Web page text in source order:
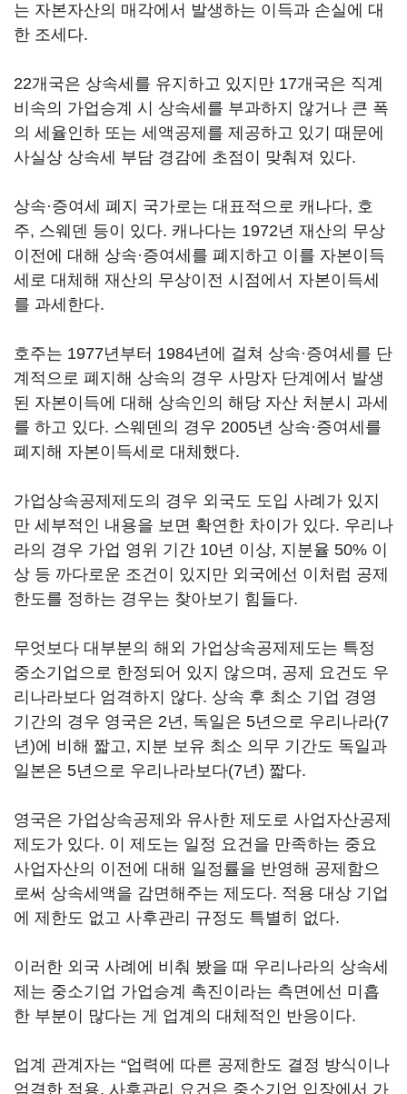
는 자본자산의 매각에서 발생하는 이득과 손실에 대
한 조세다.
22개국은 상속세를 유지하고 있지만 17개국은 직계
비속의 가업승계 시 상속세를 부과하지 않거나 큰 폭
의 세율인하 또는 세액공제를 제공하고 있기 때문에
사실상 상속세 부담 경감에 초점이 맞춰져 있다.
상속·증여세 폐지 국가로는 대표적으로 캐나다, 호
주, 스웨덴 등이 있다. 캐나다는 1972년 재산의 무상
이전에 대해 상속·증여세를 폐지하고 이를 자본이득
세로 대체해 재산의 무상이전 시점에서 자본이득세
를 과세한다.
호주는 1977년부터 1984년에 걸쳐 상속·증여세를 단
계적으로 폐지해 상속의 경우 사망자 단계에서 발생
된 자본이득에 대해 상속인의 해당 자산 처분시 과세
를 하고 있다. 스웨덴의 경우 2005년 상속·증여세를
폐지해 자본이득세로 대체했다.
가업상속공제제도의 경우 외국도 도입 사례가 있지
만 세부적인 내용을 보면 확연한 차이가 있다. 우리나
라의 경우 가업 영위 기간 10년 이상, 지분율 50% 이
상 등 까다로운 조건이 있지만 외국에선 이처럼 공제
한도를 정하는 경우는 찾아보기 힘들다.
무엇보다 대부분의 해외 가업상속공제제도는 특정
중소기업으로 한정되어 있지 않으며, 공제 요건도 우
리나라보다 엄격하지 않다. 상속 후 최소 기업 경영
기간의 경우 영국은 2년, 독일은 5년으로 우리나라(7
년)에 비해 짧고, 지분 보유 최소 의무 기간도 독일과
일본은 5년으로 우리나라보다(7년) 짧다.
영국은 가업상속공제와 유사한 제도로 사업자산공제
제도가 있다. 이 제도는 일정 요건을 만족하는 중요
사업자산의 이전에 대해 일정률을 반영해 공제함으
로써 상속세액을 감면해주는 제도다. 적용 대상 기업
에 제한도 없고 사후관리 규정도 특별히 없다.
이러한 외국 사례에 비춰 봤을 때 우리나라의 상속세
제는 중소기업 가업승계 촉진이라는 측면에선 미흡
한 부분이 많다는 게 업계의 대체적인 반응이다.
업계 관계자는 “업력에 따른 공제한도 결정 방식이나
엄격한 적용, 사후관리 요건은 중소기업 입장에서 가